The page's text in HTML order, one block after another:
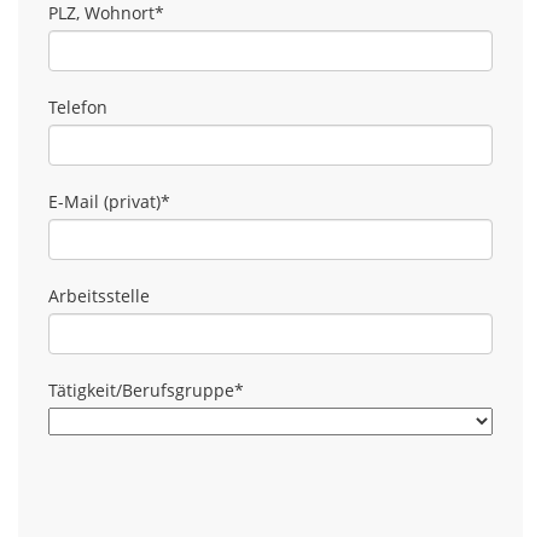
PLZ, Wohnort*
Telefon
E-Mail (privat)*
Arbeitsstelle
Tätigkeit/Berufsgruppe*